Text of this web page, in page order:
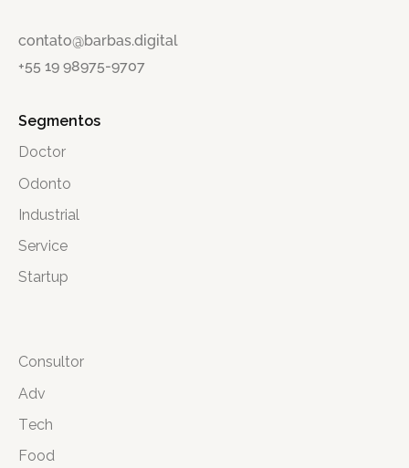
contato@barbas.digital
+55 19 98975-9707
Segmentos
Doctor
Odonto
Industrial
Service
Startup
Consultor
Adv
Tech
Food